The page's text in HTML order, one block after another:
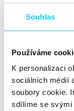
Souhlas
Používáme
K personalizaci
sociálních médií
soubory cookie.
sdílíme se svými
Máme za
Uskutečnilo se
zaměřený na
oddělených
Číst dále »